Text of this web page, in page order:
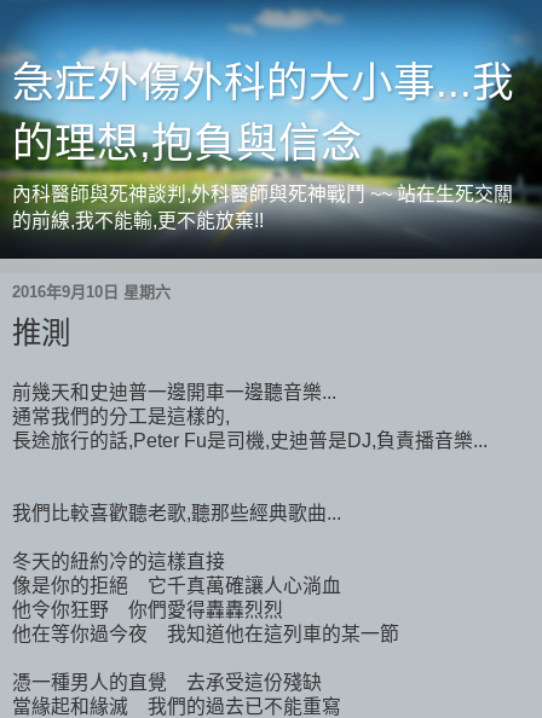
急症外傷外科的大小事...我
的理想,抱負與信念
內科醫師與死神談判,外科醫師與死神戰鬥 ~~ 站在生死交關
的前線,我不能輸,更不能放棄!!
2016年9月10日 星期六
推測
前幾天和史迪普一邊開車一邊聽音樂...
通常我們的分工是這樣的,
長途旅行的話,Peter Fu是司機,史迪普是DJ,負責播音樂...
我們比較喜歡聽老歌,聽那些經典歌曲...
冬天的紐約冷的這樣直接
像是你的拒絕 它千真萬確讓人心淌血
他令你狂野 你們愛得轟轟烈烈
他在等你過今夜 我知道他在這列車的某一節
憑一種男人的直覺 去承受這份殘缺
當緣起和緣滅 我們的過去已不能重寫